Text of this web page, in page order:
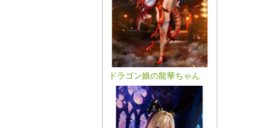
ドラゴン娘の龍華ちゃん